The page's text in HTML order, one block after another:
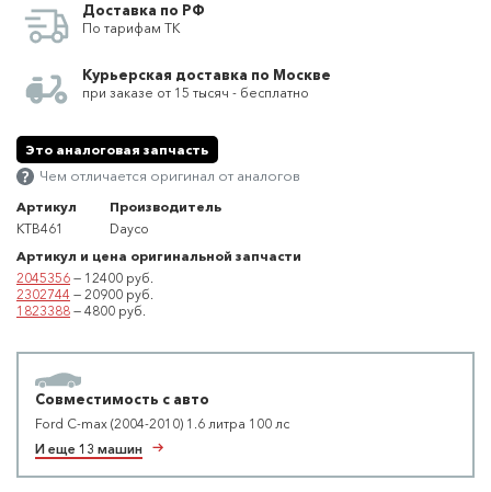
Доставка по РФ
По тарифам ТК
Курьерская доставка по Москве
при заказе от 15 тысяч - бесплатно
Это аналоговая запчасть
Чем отличается оригинал от аналогов
Артикул
KTB461
Производитель
Dayco
Артикул и цена оригинальной запчасти
2045356 — 12400 руб.
2302744 — 20900 руб.
1823388 — 4800 руб.
Совместимость с авто
Ford C-max (2004-2010) 1.6 литра 100 лс
И еще 13 машин